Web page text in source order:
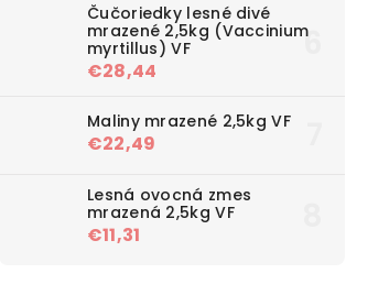
Čučoriedky lesné divé
mrazené 2,5kg (Vaccinium
myrtillus) VF
€28,44
Maliny mrazené 2,5kg VF
€22,49
Lesná ovocná zmes
mrazená 2,5kg VF
€11,31